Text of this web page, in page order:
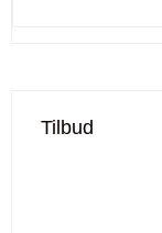
Tilbud